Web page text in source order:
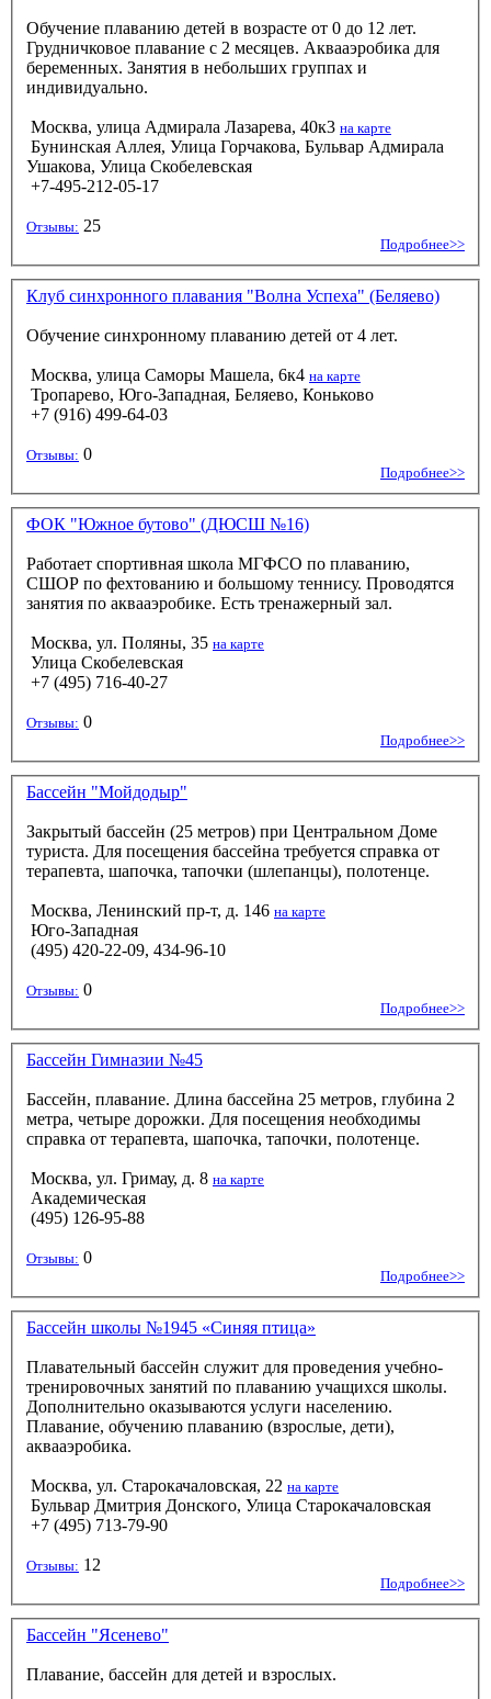
Обучение плаванию детей в возрасте от 0 до 12 лет.
Грудничковое плавание с 2 месяцев. Аквааэробика для
беременных. Занятия в небольших группах и
индивидуально.
Москва, улица Адмирала Лазарева, 40к3 на карте
Бунинская Аллея, Улица Горчакова, Бульвар Адмирала
Ушакова, Улица Скобелевская
+7-495-212-05-17
Отзывы: 25
Подробнее>>
Клуб синхронного плавания "Волна Успеха" (Беляево)
Обучение синхронному плаванию детей от 4 лет.
Москва, улица Саморы Машела, 6к4 на карте
Тропарево, Юго-Западная, Беляево, Коньково
+7 (916) 499-64-03
Отзывы: 0
Подробнее>>
ФОК "Южное бутово" (ДЮСШ №16)
Работает спортивная школа МГФСО по плаванию,
СШОР по фехтованию и большому теннису. Проводятся
занятия по аквааэробике. Есть тренажерный зал.
Москва, ул. Поляны, 35 на карте
Улица Скобелевская
+7 (495) 716-40-27
Отзывы: 0
Подробнее>>
Бассейн "Мойдодыр"
Закрытый бассейн (25 метров) при Центральном Доме
туриста. Для посещения бассейна требуется справка от
терапевта, шапочка, тапочки (шлепанцы), полотенце.
Москва, Ленинский пр-т, д. 146 на карте
Юго-Западная
(495) 420-22-09, 434-96-10
Отзывы: 0
Подробнее>>
Бассейн Гимназии №45
Бассейн, плавание. Длина бассейна 25 метров, глубина 2
метра, четыре дорожки. Для посещения необходимы
справка от терапевта, шапочка, тапочки, полотенце.
Москва, ул. Гримау, д. 8 на карте
Академическая
(495) 126-95-88
Отзывы: 0
Подробнее>>
Бассейн школы №1945 «Синяя птица»
Плавательный бассейн служит для проведения учебно-
тренировочных занятий по плаванию учащихся школы.
Дополнительно оказываются услуги населению.
Плавание, обучению плаванию (взрослые, дети),
аквааэробика.
Москва, ул. Старокачаловская, 22 на карте
Бульвар Дмитрия Донского, Улица Старокачаловская
+7 (495) 713-79-90
Отзывы: 12
Подробнее>>
Бассейн "Ясенево"
Плавание, бассейн для детей и взрослых.